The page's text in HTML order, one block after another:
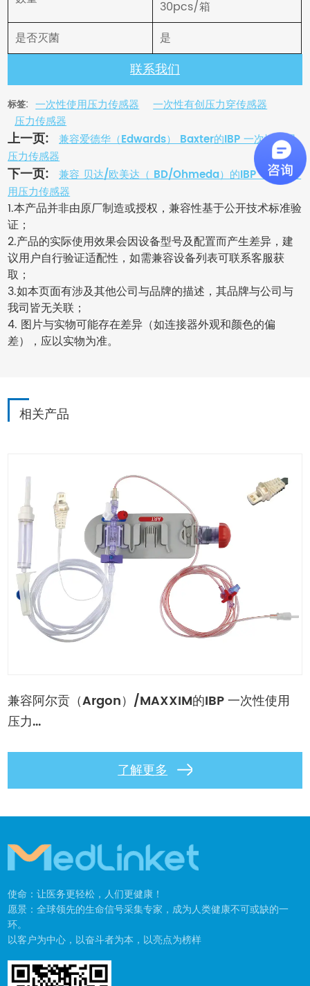
30pcs/箱
是否灭菌
是
联系我们
标签: 一次性使用压力传感器
一次性有创压力穿传感器
压力传感器
上一页:
兼容爱德华（Edwards） Baxter的IBP 一次性使用
压力传感器
下一页:
兼容 贝达/欧美达（ BD/Ohmeda）的IBP 一次性使
用压力传感器
1.本产品并非由原厂制造或授权，兼容性基于公开技术标准验
证；
2.产品的实际使用效果会因设备型号及配置而产生差异，建
议用户自行验证适配性，如需兼容设备列表可联系客服获
取；
3.如本页面有涉及其他公司与品牌的描述，其品牌与公司与
我司皆无关联；
4. 图片与实物可能存在差异（如连接器外观和颜色的偏
差），应以实物为准。
相关产品
兼容阿尔贡（Argon）/MAXXIM的IBP 一次性使用
压力...
了解更多
使命：让医务更轻松，人们更健康！
愿景：全球领先的生命信号采集专家，成为人类健康不可或缺的一
环。
以客户为中心，以奋斗者为本，以亮点为榜样